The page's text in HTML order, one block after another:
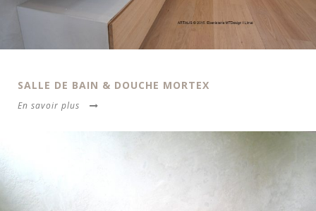
SALLE DE BAIN & DOUCHE MORTEX
En savoir plus